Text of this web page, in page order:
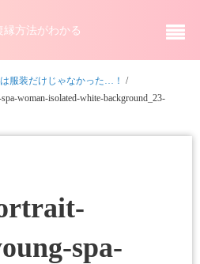
縁方法がわかる
服装だけじゃなかった…！ /
woman-isolated-white-background_23-
spa-